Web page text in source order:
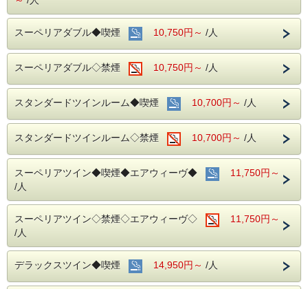
スーペリアダブル◆喫煙 10,750円～ /人
スーペリアダブル◇禁煙 10,750円～ /人
スタンダードツインルーム◆喫煙 10,700円～ /人
スタンダードツインルーム◇禁煙 10,700円～ /人
スーペリアツイン◆喫煙◆エアウィーヴ◆
11,750円～
/人
スーペリアツイン◇禁煙◇エアウィーヴ◇
11,750円～
/人
デラックスツイン◆喫煙 14,950円～ /人